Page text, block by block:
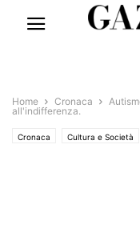
Home Cronaca
all'indifferenza.
Cronaca Cultura e Società